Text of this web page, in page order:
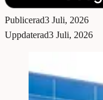
Publicerad3 Juli, 2026
Uppdaterad3 Juli, 2026